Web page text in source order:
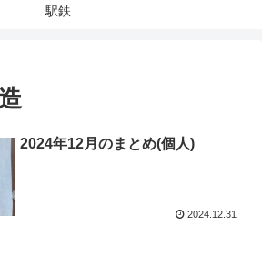
駅鉄
2024年12月のまとめ(個人)
2024.12.31